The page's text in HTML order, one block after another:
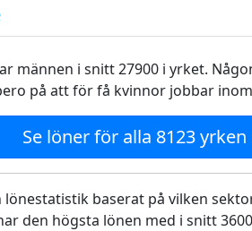
männen i snitt 27900 i yrket.
på att för få kvinnor jobbar
Se löner för alla 8123 yrken
baserat på vilken
den högsta lönen med i snitt